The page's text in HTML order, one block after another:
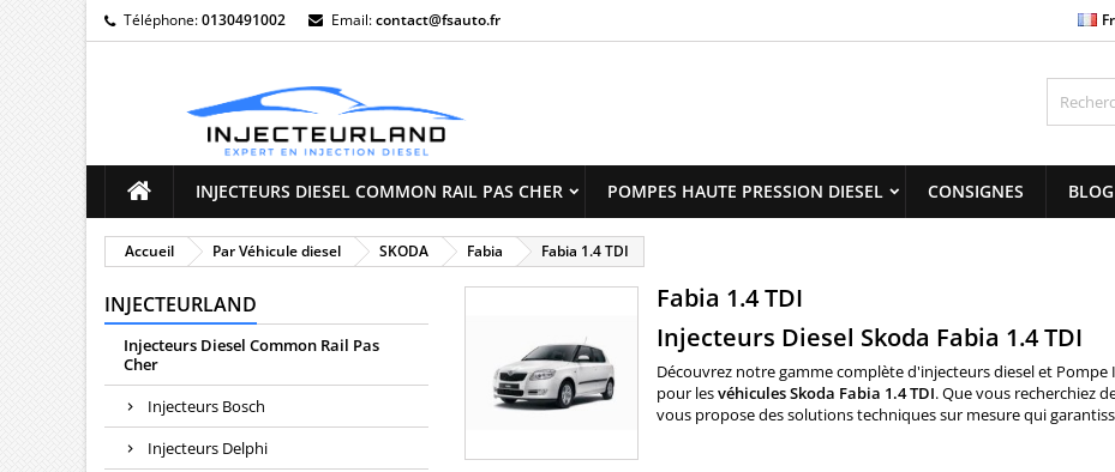
Téléphone:0130491002 Email:contact@fsauto.fr
INJECTEURS DIESEL COMMON RAIL PAS CHER POMPES HAUTE PRESSION DIESEL CONSIGNES BLOG
Accueil Par Véhicule diesel SKODA Fabia Fabia 1.4 TDI
INJECTEURLAND
Injecteurs Diesel Common Rail Pas
Cher
Injecteurs Bosch
Injecteurs Delphi
Fabia 1.4 TDI
Injecteurs Diesel Skoda Fabia 1.4 TDI
Découvrez notre gamme complète d'injecteurs diesel et
pour lesvéhiculesSkoda Fabia 1.4 TDI. Que vous recherchiez
vous propose des solutions techniques sur mesure qui
×
add_circle_outlineCreate new list
×
×
×